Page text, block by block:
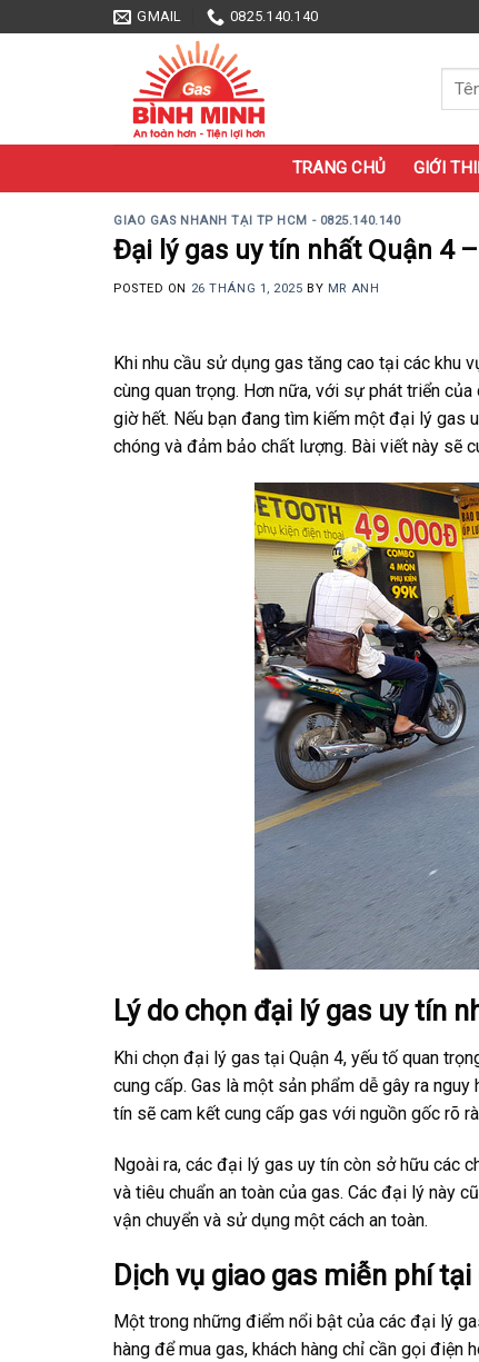
to
GMAIL 0825.140.140
Tìm
kiếm:
TRANG CHỦ GIỚI
GIAO GAS NHANH TẠI TP HCM - 0825.140.140
Đại lý gas uy tín nhất Quận 4
POSTED ON 26 THÁNG 1, 2025 BY MR ANH
Khi nhu cầu sử dụng gas tăng cao tại các khu
cùng quan trọng. Hơn nữa, với sự phát triển
giờ hết. Nếu bạn đang tìm kiếm một đại lý gas
chóng và đảm bảo chất lượng. Bài viết này sẽ
Lý do chọn đại lý gas uy tín
Khi chọn đại lý gas tại Quận 4, yếu tố quan
cung cấp. Gas là một sản phẩm dễ gây ra
tín sẽ cam kết cung cấp gas với nguồn gốc rõ
Ngoài ra, các đại lý gas uy tín còn sở hữu các
và tiêu chuẩn an toàn của gas. Các đại lý này
vận chuyển và sử dụng một cách an toàn.
Dịch vụ giao gas miễn phí tại
Một trong những điểm nổi bật của các đại lý
hàng để mua gas, khách hàng chỉ cần gọi